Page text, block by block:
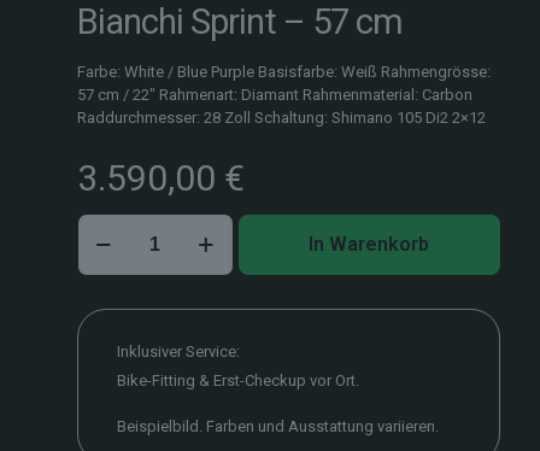
Bianchi Sprint – 57 cm
Farbe: White / Blue Purple Basisfarbe: Weiß Rahmengrösse:
57 cm / 22″ Rahmenart: Diamant Rahmenmaterial: Carbon
Raddurchmesser: 28 Zoll Schaltung: Shimano 105 Di2 2×12
3.590,00 €
Bianchi
Sprint
–
cm
Menge
In Warenkorb
Inklusiver Service:
Bike-Fitting & Erst-Checkup vor Ort.
Beispielbild. Farben und Ausstattung variieren.